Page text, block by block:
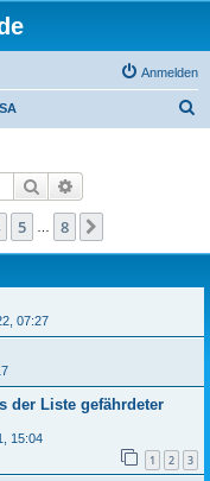
Anmelden
Suche
5 8
07:27
der Liste gefährdeter
15:04
1 2 3